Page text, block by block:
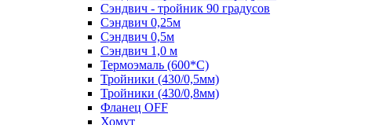
Сэндвич - тройник 90 градусов
Сэндвич 0,25м
Сэндвич 0,5м
Сэндвич 1,0 м
Термоэмаль (600*С)
Тройники (430/0,5мм)
Тройники (430/0,8мм)
Фланец OFF
Хомут